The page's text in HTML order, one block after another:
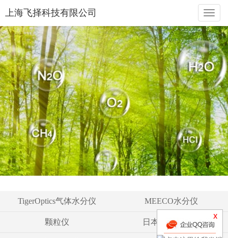
上海飞择科技有限公司
TigerOptics气体水分仪 MEECO水分仪
颗粒仪 日本液空氧分仪